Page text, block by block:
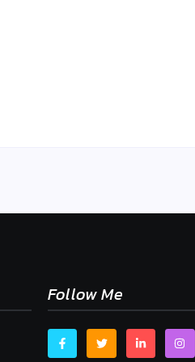
Follow Me